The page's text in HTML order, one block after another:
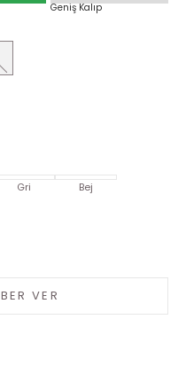
Geniş Kalıp
Gri
Bej
VER